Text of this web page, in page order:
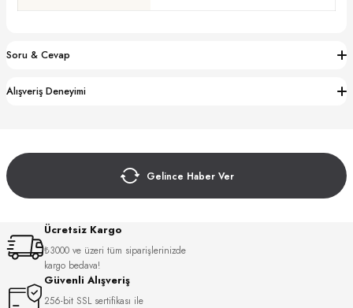
Soru & Cevap
Alışveriş Deneyimi
Gelince Haber Ver
Ücretsiz Kargo
₺3000 ve üzeri tüm siparişlerinizde
kargo bedava!
Güvenli Alışveriş
256-bit SSL sertifikası ile